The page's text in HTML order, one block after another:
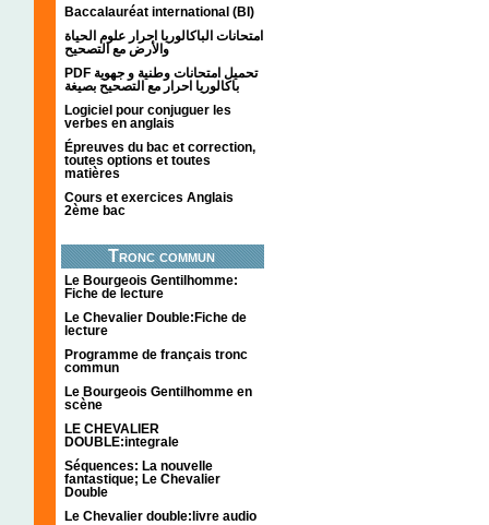
Baccalauréat international (BI)
امتحانات الباكالوريا احرار علوم الحياة
والأرض مع التصحيح
PDF تحميل امتحانات وطنية و جهوية
باكالوريا احرار مع التصحيح بصيغة
Logiciel pour conjuguer les
verbes en anglais
Épreuves du bac et correction,
toutes options et toutes
matières
Cours et exercices Anglais
2ème bac
Tronc commun
Le Bourgeois Gentilhomme:
Fiche de lecture
Le Chevalier Double:Fiche de
lecture
Programme de français tronc
commun
Le Bourgeois Gentilhomme en
scène
LE CHEVALIER
DOUBLE:integrale
Séquences: La nouvelle
fantastique; Le Chevalier
Double
Le Chevalier double:livre audio